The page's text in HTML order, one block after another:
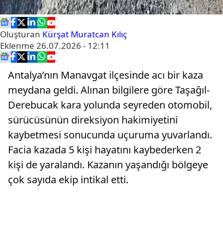
Oluşturan Kürşat Muratcan Kılıç
Eklenme 26.07.2026 - 12:11
Antalya’nın Manavgat ilçesinde acı bir kaza
meydana geldi. Alınan bilgilere göre Taşağıl-
Derebucak kara yolunda seyreden otomobil,
sürücüsünün direksiyon hakimiyetini
kaybetmesi sonucunda uçuruma yuvarlandı.
Facia kazada 5 kişi hayatını kaybederken 2
kişi de yaralandı. Kazanın yaşandığı bölgeye
çok sayıda ekip intikal etti.